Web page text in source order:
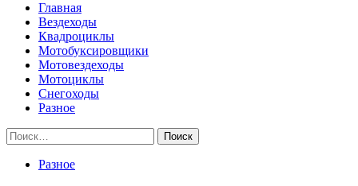
Главная
Вездеходы
Квадроциклы
Мотобуксировщики
Мотовездеходы
Мотоциклы
Снегоходы
Разное
Найти:
Разное